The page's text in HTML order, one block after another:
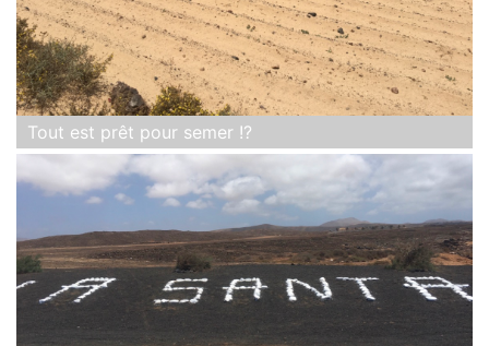
Tout est prêt pour semer !?